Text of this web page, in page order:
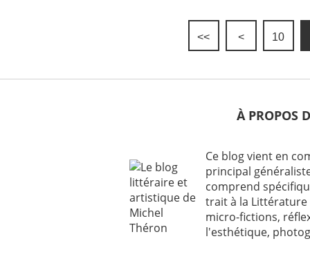
<< < 10
À PROPOS
Ce blog vient en
principal
comprend
trait à la Littérature
micro-fictions,
l'esthétique,